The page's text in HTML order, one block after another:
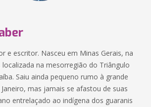
e escritor. Nasceu em Minas Gerais, na
na mesorregião do Triângulo
Saiu ainda pequeno rumo à grande
mas jamais se afastou de suas
entrelaçado ao indígena dos guaranis